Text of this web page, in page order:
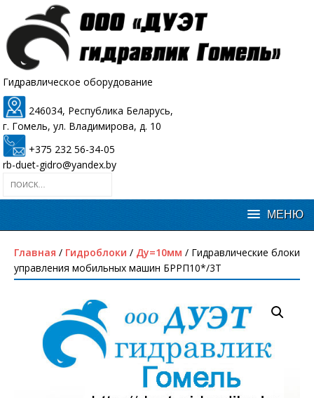
Гидравлическое оборудование
246034, Республика Беларусь,
г. Гомель, ул. Владимирова, д. 10
+375 232 56-34-05
rb-duet-gidro@yandex.by
Главная / Гидроблоки / Ду=10мм / Гидравлические блоки
управления мобильных машин БРРП10*/3Т